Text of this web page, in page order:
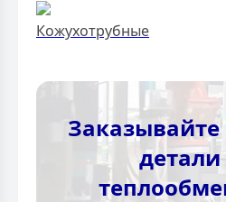
Кожухотрубные
детали